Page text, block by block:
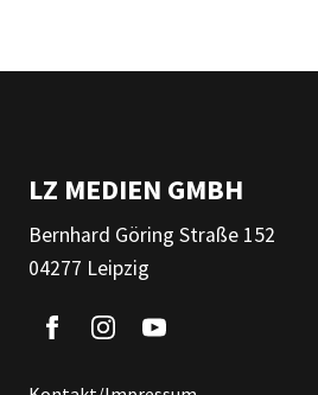
LZ MEDIEN GMBH
Bernhard Göring Straße 152
04277 Leipzig